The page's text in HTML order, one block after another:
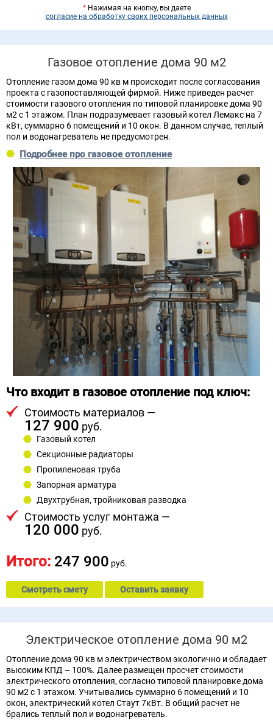
*Нажимая на кнопку, вы даете
согласие на обработку своих персональных данных
Газовое отопление дома 90 м2
Отопление газом дома 90 кв м происходит после согласования
проекта с газопоставляющей фирмой. Ниже приведен расчет
стоимости газового отопления по типовой планировке дома 90
м2 с 1 этажом. План подразумевает газовый котел Лемакс на 7
кВт, суммарно 6 помещений и 10 окон. В данном случае, теплый
пол и водонагреватель не предусмотрен.
Подробнее про газовое отопление
Что входит в газовое отопление под ключ:
Стоимость материалов —
127 900 руб.
Газовый котел
Секционные радиаторы
Пропиленовая труба
Запорная арматура
Двухтрубная, тройниковая разводка
Стоимость услуг монтажа —
120 000 руб.
Итого: 247 900 руб.
Смотреть смету Оставить заявку
Электрическое отопление дома 90 м2
Отопление дома 90 кв м электричеством экологично и обладает
высоким КПД – 100%. Далее размещен просчет стоимости
электрического отопления, согласно типовой планировке дома
90 м2 с 1 этажом. Учитывались суммарно 6 помещений и 10
окон, электрический котел Стаут 7кВт. В общий расчет не
брались теплый пол и водонагреватель.